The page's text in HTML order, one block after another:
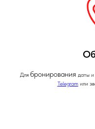
Для бронирования даты
Telegramили